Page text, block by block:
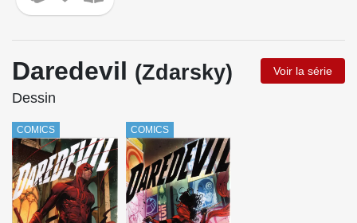
Daredevil (Zdarsky) Voir la série
Dessin
COMICS COMICS